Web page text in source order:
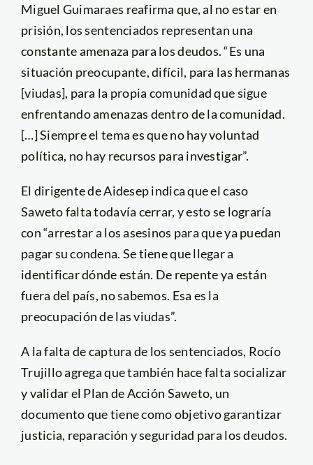
Miguel Guimaraes reafirma que, al no estar en
prisión, los sentenciados representan una
constante amenaza para los deudos. “Es una
situación preocupante, difícil, para las hermanas
[viudas], para la propia comunidad que sigue
enfrentando amenazas dentro de la comunidad.
[…] Siempre el tema es que no hay voluntad
política, no hay recursos para investigar”.
El dirigente de Aidesep indica que el caso
Saweto falta todavía cerrar, y esto se lograría
con “arrestar a los asesinos para que ya puedan
pagar su condena. Se tiene que llegar a
identificar dónde están. De repente ya están
fuera del país, no sabemos. Esa es la
preocupación de las viudas”.
A la falta de captura de los sentenciados, Rocío
Trujillo agrega que también hace falta socializar
y validar el Plan de Acción Saweto, un
documento que tiene como objetivo garantizar
justicia, reparación y seguridad para los deudos.